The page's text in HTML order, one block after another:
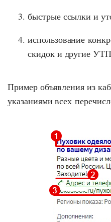
быстрые ссылки и
использование
скидок и другие УТП
Пример объявления из
указаниями всех